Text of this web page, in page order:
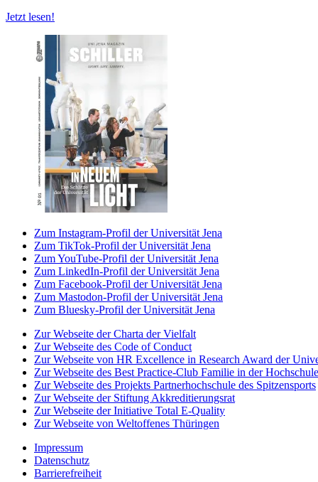
Jetzt lesen!
Zum Instagram-Profil der Universität Jena
Zum TikTok-Profil der Universität Jena
Zum YouTube-Profil der Universität Jena
Zum LinkedIn-Profil der Universität Jena
Zum Facebook-Profil der Universität Jena
Zum Mastodon-Profil der Universität Jena
Zum Bluesky-Profil der Universität Jena
Zur Webseite der Charta der Vielfalt
Zur Webseite des Code of Conduct
Zur Webseite von HR Excellence in Research Award der
Zur Webseite des Best Practice-Club Familie in der Hochschule
Zur Webseite des Projekts Partnerhochschule des Spitzensports
Zur Webseite der Stiftung Akkreditierungsrat
Zur Webseite der Initiative Total E-Quality
Zur Webseite von Weltoffenes Thüringen
Impressum
Datenschutz
Barrierefreiheit